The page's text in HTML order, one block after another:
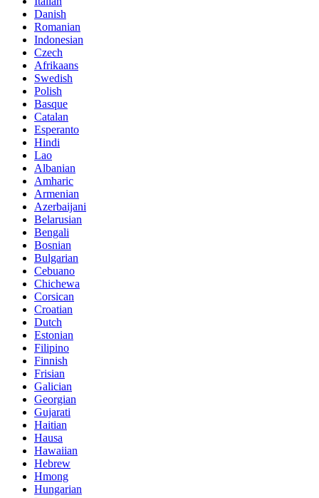
Danish
Romanian
Indonesian
Czech
Afrikaans
Swedish
Polish
Basque
Catalan
Esperanto
Hindi
Lao
Albanian
Amharic
Armenian
Azerbaijani
Belarusian
Bengali
Bosnian
Bulgarian
Cebuano
Chichewa
Corsican
Croatian
Dutch
Estonian
Filipino
Finnish
Frisian
Galician
Georgian
Gujarati
Haitian
Hausa
Hawaiian
Hebrew
Hmong
Hungarian